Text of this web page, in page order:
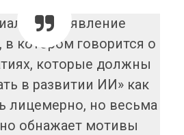
заявление
в котором говорится о
которые должны
в развитии ИИ» как
лицемерно, но весьма
обнажает мотивы